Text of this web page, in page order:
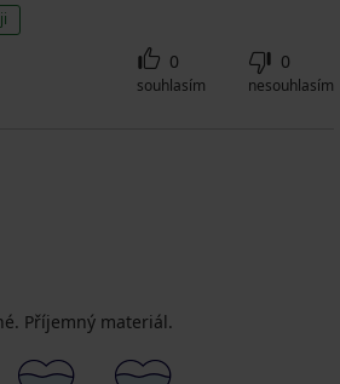
0
souhlasím
0
nesouhlasím
Příjemný materiál.